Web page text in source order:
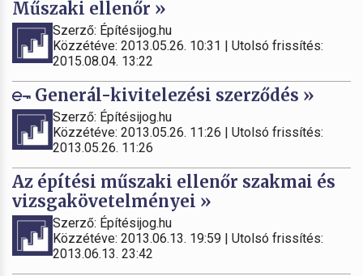
Műszaki ellenőr »
Szerző: Építésijog.hu
Közzétéve: 2013.05.26. 10:31 | Utolsó frissítés:
2015.08.04. 13:22
Generál-kivitelezési szerződés »
Szerző: Építésijog.hu
Közzétéve: 2013.05.26. 11:26 | Utolsó frissítés:
2013.05.26. 11:26
Az építési műszaki ellenőr szakmai és
vizsgakövetelményei »
Szerző: Építésijog.hu
Közzétéve: 2013.06.13. 19:59 | Utolsó frissítés:
2013.06.13. 23:42